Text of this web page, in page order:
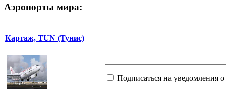
Аэропорты мира:
Картаж, TUN (Тунис)
Подписаться на уведомления